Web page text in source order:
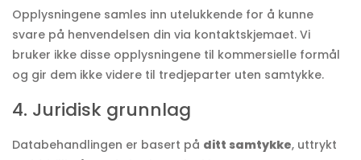
Opplysningene samles inn utelukkende for å kunne
svare på henvendelsen din via kontaktskjemaet. Vi
bruker ikke disse opplysningene til kommersielle formål
og gir dem ikke videre til tredjeparter uten samtykke.
4. Juridisk grunnlag
Databehandlingen er basert på ditt samtykke, uttrykt